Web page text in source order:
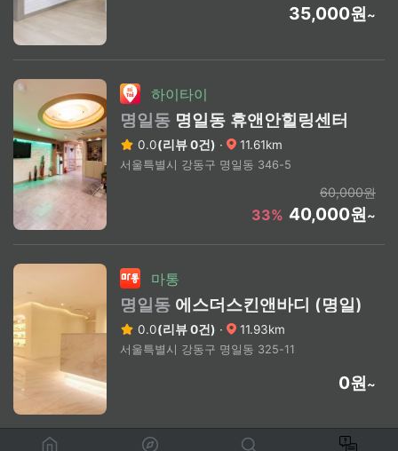
35,000원~
하이타이
명일동 명일동 휴앤안힐링센터
0.0(리뷰 0건) · 11.61km
서울특별시 강동구 명일동 346-5
60,000원
33% 40,000원~
마통
명일동 에스더스킨앤바디 (명일)
0.0(리뷰 0건) · 11.93km
서울특별시 강동구 명일동 325-11
0원~